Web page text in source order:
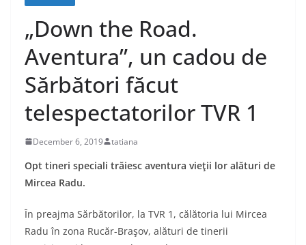
„Down the Road.
Aventura”, un cadou de
Sărbători făcut
telespectatorilor TVR 1
December 6, 2019 tatiana
Opt tineri speciali trăiesc aventura vieţii lor alături de
Mircea Radu.
În preajma Sărbătorilor, la TVR 1, călătoria lui Mircea
Radu în zona Rucăr-Braşov, alături de tinerii